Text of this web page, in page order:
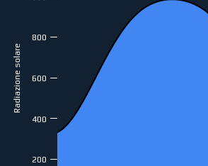
Radiazione solare
200
400
600
800